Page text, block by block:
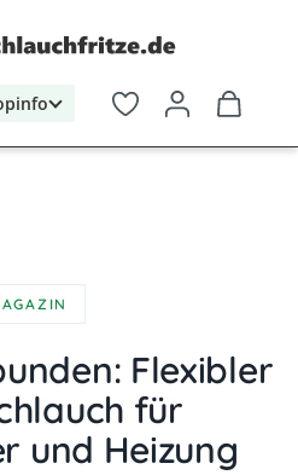
Flexibler
für
und Heizung